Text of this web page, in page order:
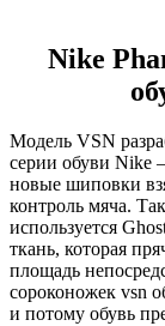
Nike
Модель VSN
серии обуви Nike
новые шиповки
контроль мяча.
используется
ткань, которая
площадь
сороконожек vsn
и потому обувь